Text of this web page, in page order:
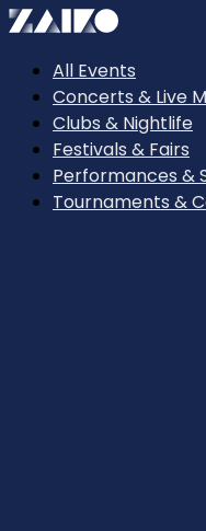
All Events
Concerts & Live
Clubs & Nightlife
Festivals & Fairs
Performances &
Tournaments &